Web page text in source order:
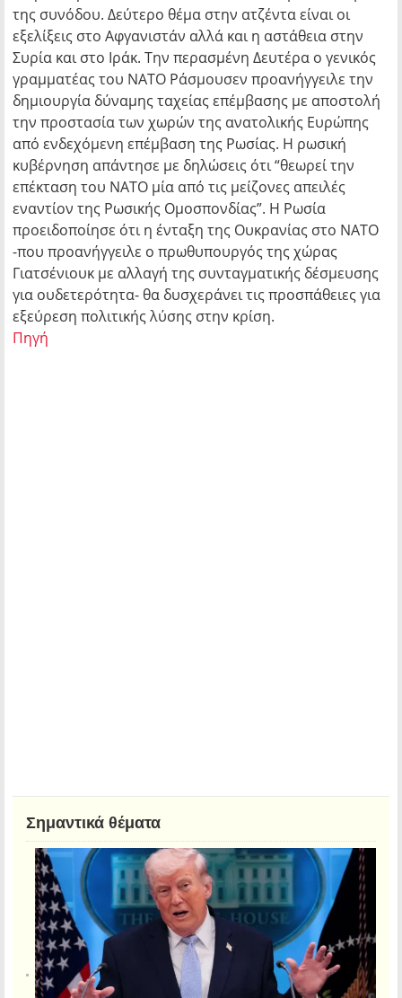
της συνόδου. Δεύτερο θέμα στην ατζέντα είναι οι
εξελίξεις στο Αφγανιστάν αλλά και η αστάθεια στην
Συρία και στο Ιράκ. Την περασμένη Δευτέρα ο γενικός
γραμματέας του ΝΑΤΟ Ράσμουσεν προανήγγειλε την
δημιουργία δύναμης ταχείας επέμβασης με αποστολή
την προστασία των χωρών της ανατολικής Ευρώπης
από ενδεχόμενη επέμβαση της Ρωσίας. Η ρωσική
κυβέρνηση απάντησε με δηλώσεις ότι “θεωρεί την
επέκταση του ΝΑΤΟ μία από τις μείζονες απειλές
εναντίον της Ρωσικής Ομοσπονδίας”. Η Ρωσία
προειδοποίησε ότι η ένταξη της Ουκρανίας στο ΝΑΤΟ
-που προανήγγειλε ο πρωθυπουργός της χώρας
Γιατσένιουκ με αλλαγή της συνταγματικής δέσμευσης
για ουδετερότητα- θα δυσχεράνει τις προσπάθειες για
εξεύρεση πολιτικής λύσης στην κρίση.
Πηγή
Σημαντικά θέματα